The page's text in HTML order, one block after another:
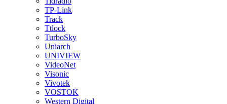
TP-Link
Track
Ttlock
TurboSky
Uniarch
UNIVIEW
VideoNet
Visonic
Vivotek
VOSTOK
Western Digital